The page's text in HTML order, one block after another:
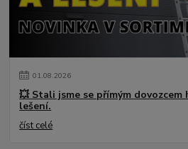
01.08.2026
💥 Stali jsme se přímým
lešení.
číst celé